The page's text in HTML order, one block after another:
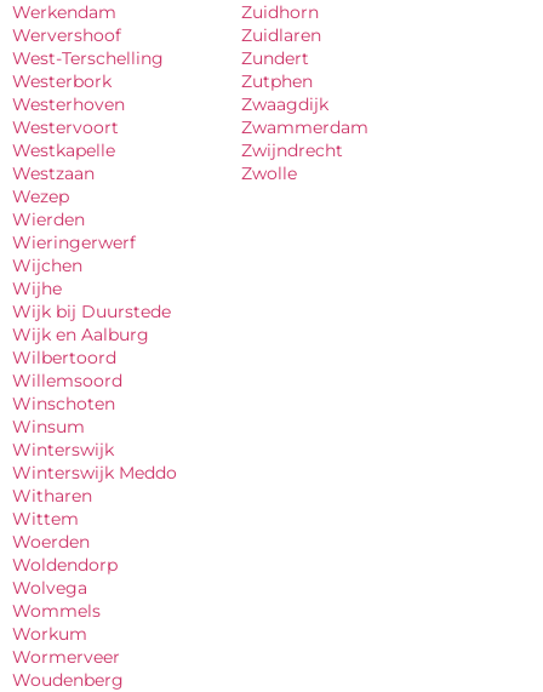
Werkendam
Wervershoof
West-Terschelling
Westerbork
Westerhoven
Westervoort
Westkapelle
Westzaan
Wezep
Wierden
Wieringerwerf
Wijchen
Wijhe
Wijk bij Duurstede
Wijk en Aalburg
Wilbertoord
Willemsoord
Winschoten
Winsum
Winterswijk
Winterswijk Meddo
Witharen
Wittem
Woerden
Woldendorp
Wolvega
Wommels
Workum
Wormerveer
Woudenberg
Zuidhorn
Zuidlaren
Zundert
Zutphen
Zwaagdijk
Zwammerdam
Zwijndrecht
Zwolle